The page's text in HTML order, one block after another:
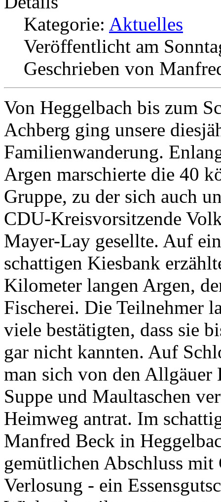
Kategorie: Aktuelles
Veröffentlicht am
Geschrieben von
Von Heggelbach bis zum
Achberg ging unsere
Familienwanderung.
Argen marschierte die 40
Gruppe, zu der sich auch
CDU-Kreisvorsitzende
Mayer-Lay gesellte. Auf
schattigen Kiesbank
Kilometer langen Argen,
Fischerei. Die Teilnehmer
viele bestätigten, dass sie
gar nicht kannten. Auf
man sich von den
Suppe und Maultaschen
Heimweg antrat. Im
Manfred Beck in
gemütlichen Abschluss
Verlosung - ein